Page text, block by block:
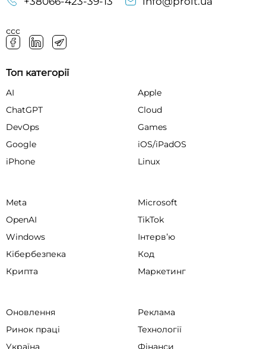
ссс
Топ категорії
AI
Apple
ChatGPT
Cloud
DevOps
Games
Google
iOS/iPadOS
iPhone
Linux
Meta
Microsoft
OpenAI
TikTok
Windows
Інтервʼю
Кібербезпека
Код
Крипта
Маркетинг
Оновлення
Реклама
Ринок праці
Технології
Україна
Фінанси